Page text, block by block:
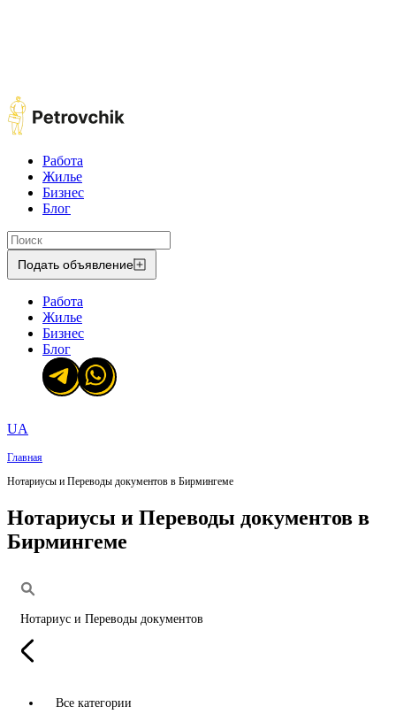
Работа
Жилье
Бизнес
Блог
Подать объявление
Работа
Жилье
Бизнес
Блог
UA
Главная
Нотариусы и Переводы документов в Бирмингеме
Нотариусы и Переводы документов в
Бирмингеме
Нотариус и Переводы документов
Все категории